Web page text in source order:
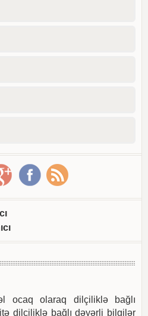
ocaq olaraq dilçiliklə bağlı
dilçiliklə bağlı dəyərli bilgilər